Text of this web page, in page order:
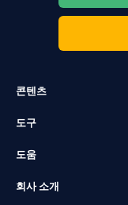
콘텐츠
도구
도움
회사 소개